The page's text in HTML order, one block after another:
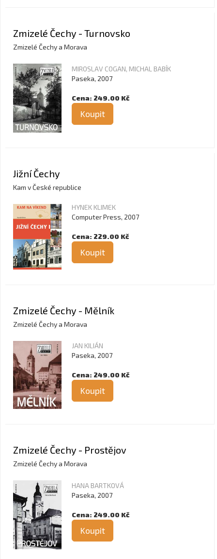
Zmizelé Čechy - Turnovsko
Zmizelé Čechy a Morava
MIROSLAV COGAN, MICHAL BABÍK
Paseka, 2007
Cena: 249.00 Kč
Koupit
Jižní Čechy
Kam v České republice
HYNEK KLIMEK
Computer Press, 2007
Cena: 229.00 Kč
Koupit
Zmizelé Čechy - Mělník
Zmizelé Čechy a Morava
JAN KILIÁN
Paseka, 2007
Cena: 249.00 Kč
Koupit
Zmizelé Čechy - Prostějov
Zmizelé Čechy a Morava
HANA BARTKOVÁ
Paseka, 2007
Cena: 249.00 Kč
Koupit